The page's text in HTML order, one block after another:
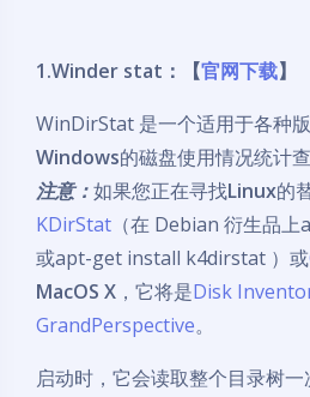
1.Winder stat：【官网下载】
WinDirStat 是一个适用于各种
Windows的磁盘使用情况统计
注意：如果您正在寻找Linux的
KDirStat （在 Debian 衍生品
或apt-get install k4dirstat ）或
MacOS X ，它将是Disk
GrandPerspective。
启动时，它会读取整个目录树